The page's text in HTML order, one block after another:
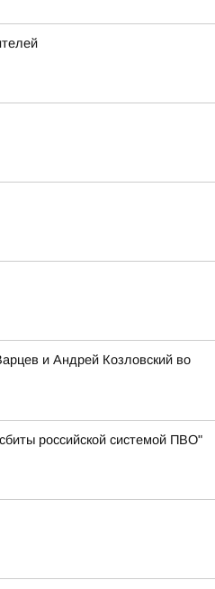
и Андрей Козловский во
российской системой ПВО"